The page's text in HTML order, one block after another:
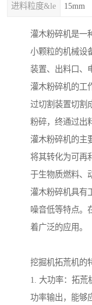
进料粒度&le 15mm
灌木粉碎机是一
小颗粒的机械设
装置、出料口、
灌木粉碎机的工
过切割装置切割
粉碎，终通过出
灌木粉碎机的主
将其转化为可再
于生物质燃料、
灌木粉碎机具有
噪音低等特点。
着广泛的应用。
挖掘机拓荒机的
1. 大功率：拓荒
功率输出，能够